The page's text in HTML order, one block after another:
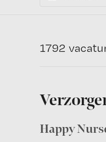
1792
Happy